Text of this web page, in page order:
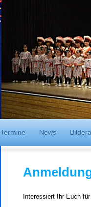
Termine News
Interessiert Ihr Euch